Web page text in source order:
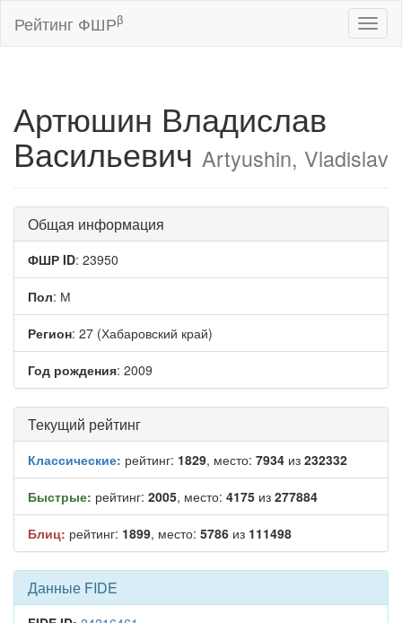
Рейтинг ФШРβ
Артюшин Владислав
Васильевич Artyushin, Vladislav
Общая информация
ФШР ID: 23950
Пол: М
Регион: 27 (Хабаровский край)
Год рождения: 2009
Текущий рейтинг
Классические: рейтинг: 1829, место: 7934 из 232332
Быстрые: рейтинг: 2005, место: 4175 из 277884
Блиц: рейтинг: 1899, место: 5786 из 111498
Данные FIDE